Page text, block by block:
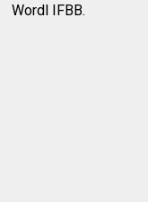
Wordl IFBB.